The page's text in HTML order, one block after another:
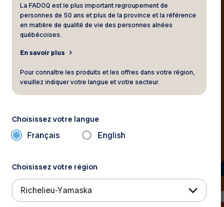
ou amusants, et
pendant que les enfants
de citrouille avec un
La FADOQ est le plus important regroupement de
personnes de 50 ans et plus de la province et la référence
en matière de qualité de vie des personnes aînées
québécoises.
En savoir plus
Pour connaître les produits et les offres dans votre région,
veuillez indiquer votre langue et votre secteur.
Choisissez votre langue
Français English
Choisissez votre région
Richelieu-Yamaska